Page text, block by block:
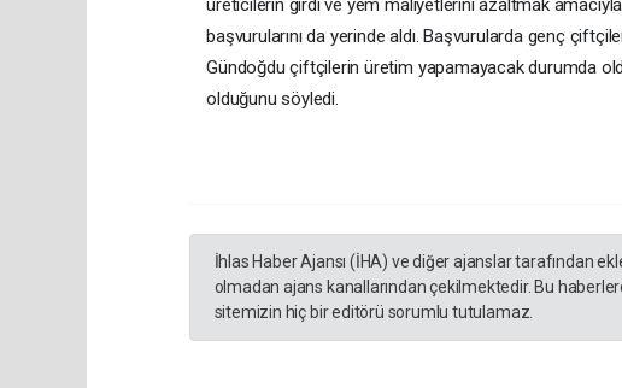
üreticilerin girdi ve yem maliyetlerini azaltmak
başvurularını da yerinde aldı. Başvurularda genç
Gündoğdu çiftçilerin üretim yapamayacak durumda
olduğunu söyledi.
İhlas Haber Ajansı (İHA) ve diğer ajanslar tarafından
olmadan ajans kanallarından çekilmektedir. Bu
sitemizin hiç bir editörü sorumlu tutulamaz.